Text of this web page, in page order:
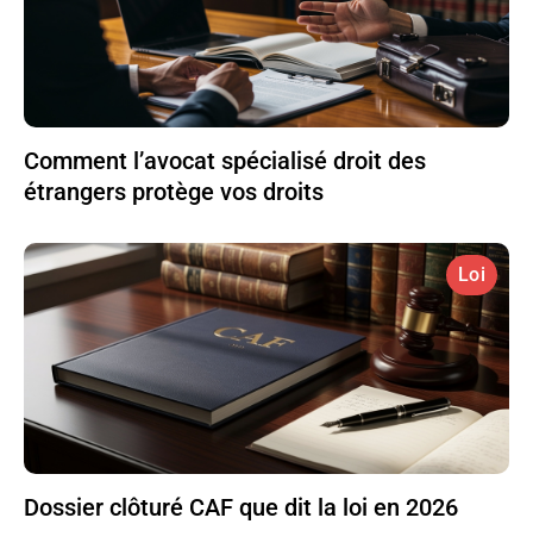
Comment l’avocat spécialisé droit des
étrangers protège vos droits
Loi
Dossier clôturé CAF que dit la loi en 2026